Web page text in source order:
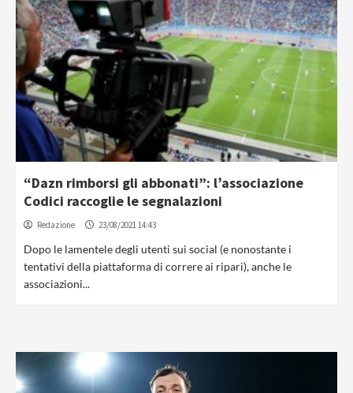
“Dazn rimborsi gli abbonati”: l’associazione
Codici raccoglie le segnalazioni
Redazione 23/08/2021 14:43
Dopo le lamentele degli utenti sui social (e nonostante i
tentativi della piattaforma di correre ai ripari), anche le
associazioni...